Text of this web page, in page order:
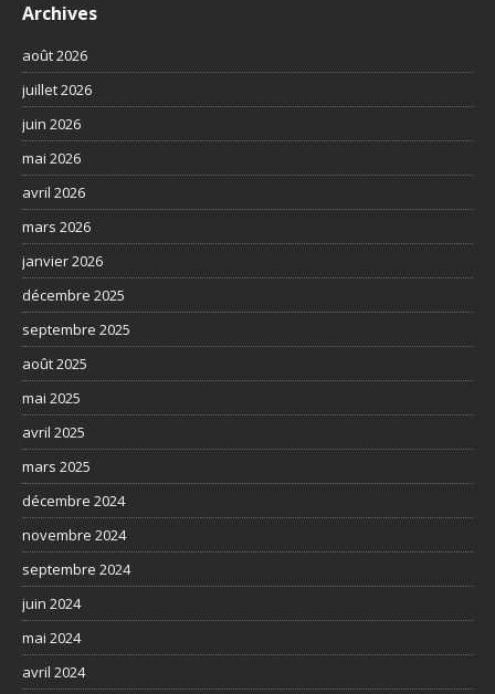
Archives
août 2026
juillet 2026
juin 2026
mai 2026
avril 2026
mars 2026
janvier 2026
décembre 2025
septembre 2025
août 2025
mai 2025
avril 2025
mars 2025
décembre 2024
novembre 2024
septembre 2024
juin 2024
mai 2024
avril 2024